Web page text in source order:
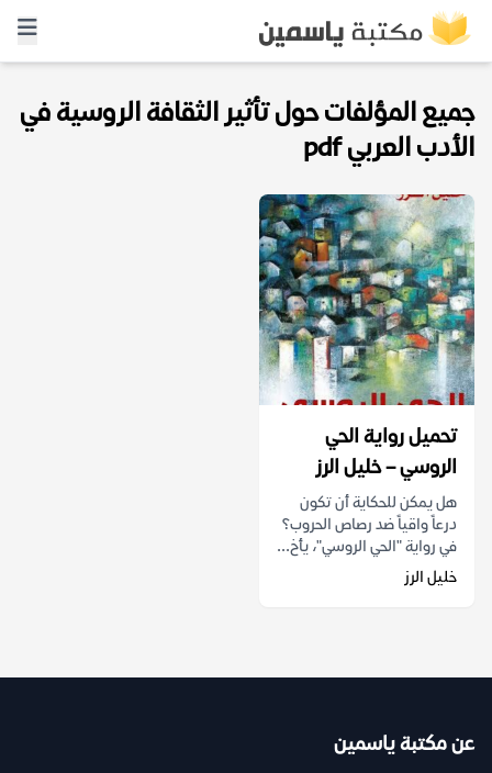
جميع المؤلفات حول تأثير الثقافة الروسية في
الأدب العربي pdf
تحميل رواية الحي
الروسي – خليل الرز
هل يمكن للحكاية أن تكون
درعاً واقياً ضد رصاص الحروب؟
في رواية "الحي الروسي"، يأخ...
خليل الرز
عن مكتبة ياسمين